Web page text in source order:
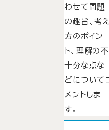
わせて問題
の趣旨、考
方のポイン
ト、理解の不
十分な点な
どについて
メントしま
す。